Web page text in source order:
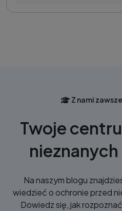
Z nami
Twoje
Na naszym blogu
wiedzieć o ochronie przed
Dowiedz się, jak